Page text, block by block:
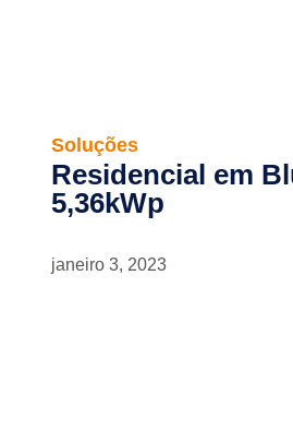
Soluções
Residencial em
5,36kWp
janeiro 3, 2023